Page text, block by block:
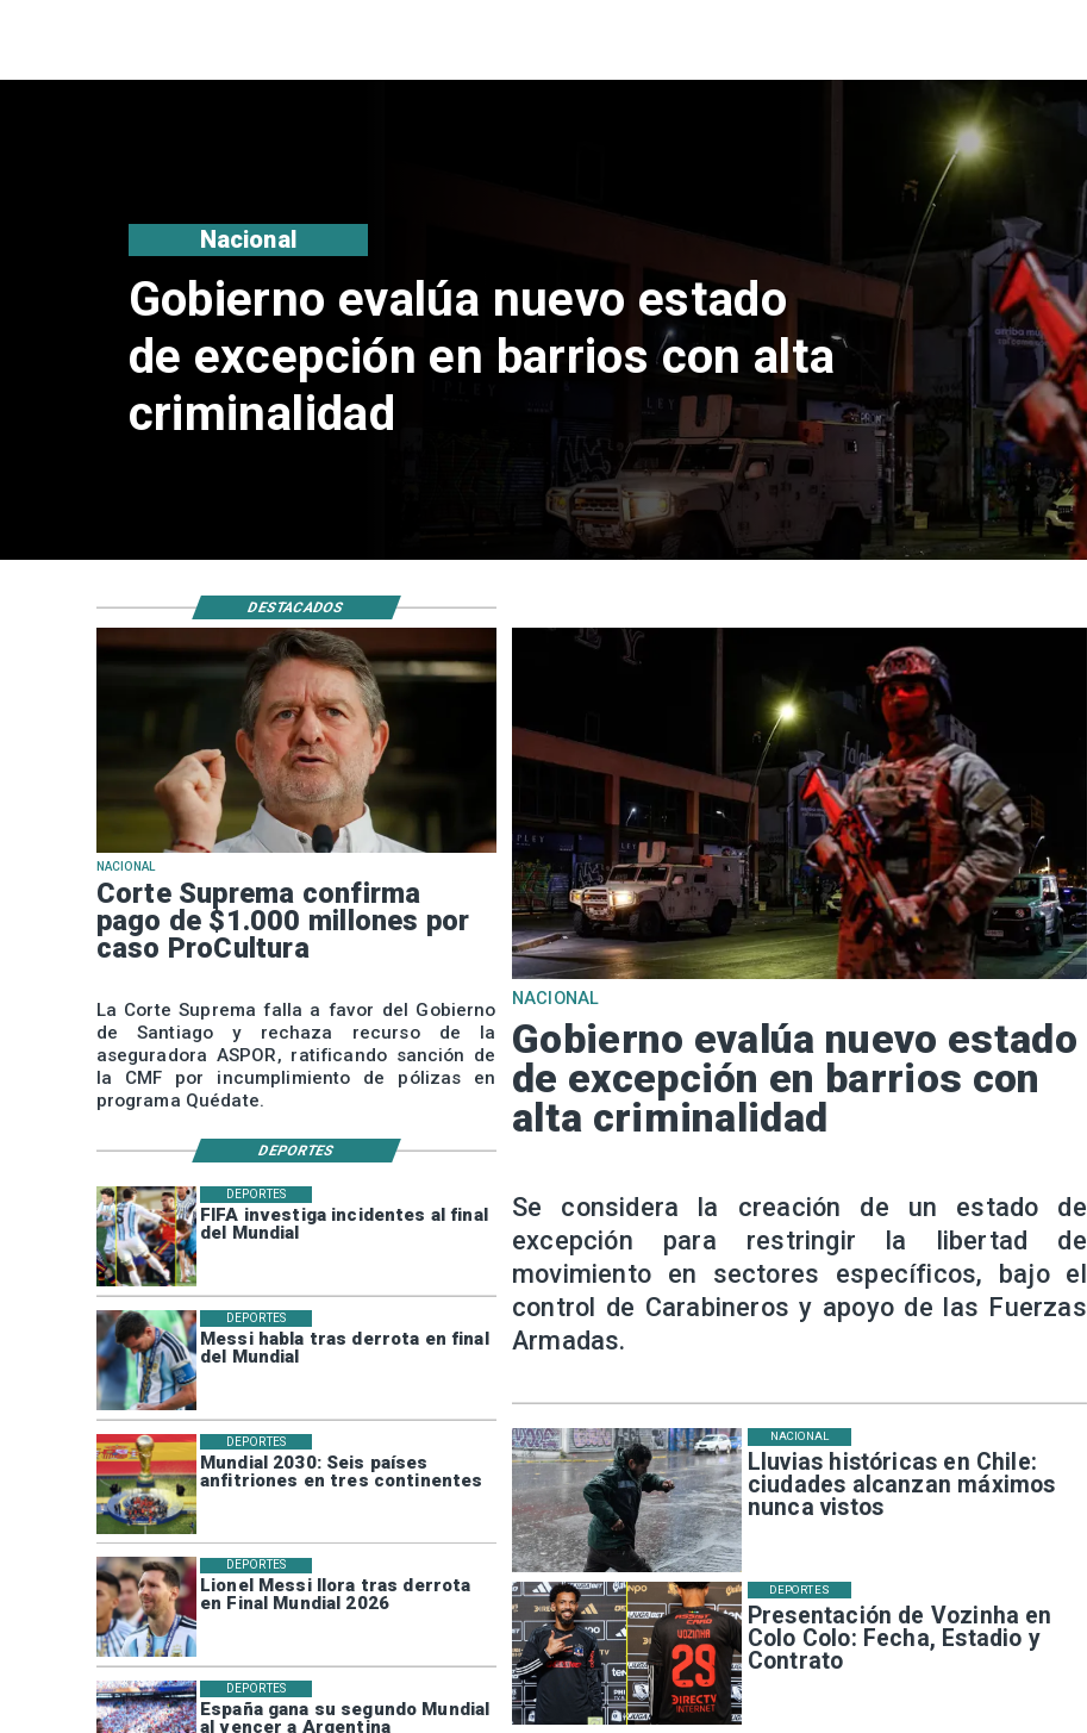
Corte Suprema confirma pago
de $1.000 millones por caso
ProCultura
Nacional
FIFA investiga incidentes al final
del Mundial
DEPORTES
Messi habla tras derrota en final
del Mundial
DEPORTES
Mundial 2030: Seis países
anfitriones en tres continentes
DEPORTES
Lionel Messi llora tras derrota
en Final Mundial 2026
DEPORTES
España gana su segundo Mundial
al vencer a Argentina
DEPORTES
Lluvias históricas en Chile:
ciudades alcanzan máximos
nunca vistos
NACIONAL
Presentación de Vozinha en
Colo Colo: Fecha, Estadio y
Contrato
DEPORTES
NACIONAL
Corte Suprema confirma
pago de $1.000 millones por
caso ProCultura
La Corte Suprema falla a favor del Gobierno
de Santiago y rechaza recurso de la
aseguradora ASPOR, ratificando sanción de
la CMF por incumplimiento de pólizas en
programa Quédate.
NACIONAL
Gobierno evalúa nuevo estado
de excepción en barrios con
alta criminalidad
Se considera la creación de un estado de
excepción para restringir la libertad de
movimiento en sectores específicos, bajo el
control de Carabineros y apoyo de las Fuerzas
Armadas.
DESTACADOS
DEPORTES